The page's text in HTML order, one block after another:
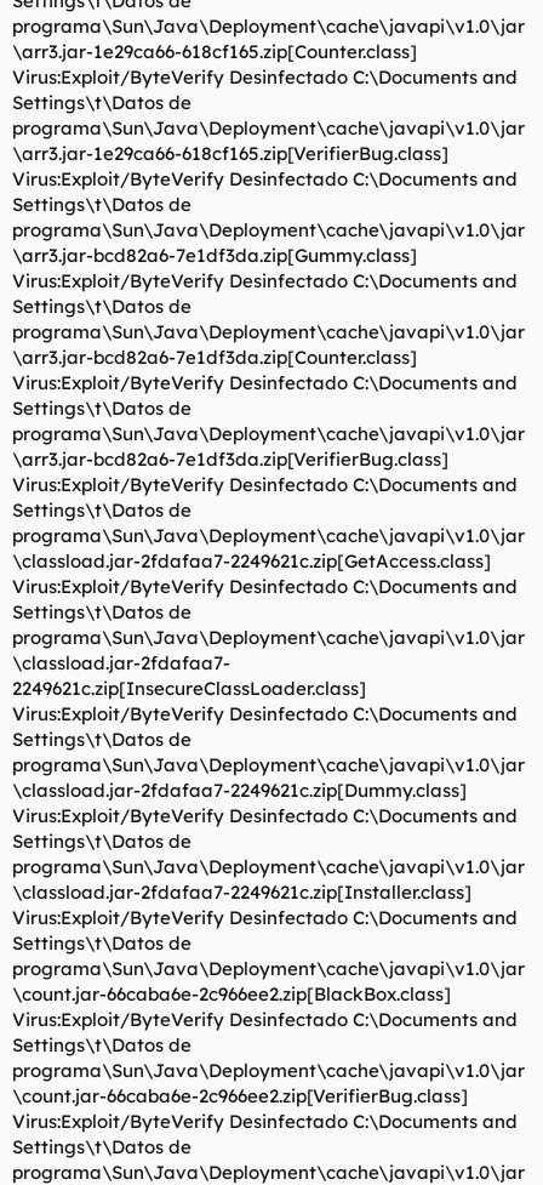
programa\Sun\Java\Deployment\cache\javapi\v1.0\jar
\arr3.jar-1e29ca66-618cf165.zip[Counter.class]
Virus:Exploit/ByteVerify Desinfectado C:\Documents and
Settings\t\Datos de
programa\Sun\Java\Deployment\cache\javapi\v1.0\jar
\arr3.jar-1e29ca66-618cf165.zip[VerifierBug.class]
Virus:Exploit/ByteVerify Desinfectado C:\Documents and
Settings\t\Datos de
programa\Sun\Java\Deployment\cache\javapi\v1.0\jar
\arr3.jar-bcd82a6-7e1df3da.zip[Gummy.class]
Virus:Exploit/ByteVerify Desinfectado C:\Documents and
Settings\t\Datos de
programa\Sun\Java\Deployment\cache\javapi\v1.0\jar
\arr3.jar-bcd82a6-7e1df3da.zip[Counter.class]
Virus:Exploit/ByteVerify Desinfectado C:\Documents and
Settings\t\Datos de
programa\Sun\Java\Deployment\cache\javapi\v1.0\jar
\arr3.jar-bcd82a6-7e1df3da.zip[VerifierBug.class]
Virus:Exploit/ByteVerify Desinfectado C:\Documents and
Settings\t\Datos de
programa\Sun\Java\Deployment\cache\javapi\v1.0\jar
\classload.jar-2fdafaa7-2249621c.zip[GetAccess.class]
Virus:Exploit/ByteVerify Desinfectado C:\Documents and
Settings\t\Datos de
programa\Sun\Java\Deployment\cache\javapi\v1.0\jar
\classload.jar-2fdafaa7-
2249621c.zip[InsecureClassLoader.class]
Virus:Exploit/ByteVerify Desinfectado C:\Documents and
Settings\t\Datos de
programa\Sun\Java\Deployment\cache\javapi\v1.0\jar
\classload.jar-2fdafaa7-2249621c.zip[Dummy.class]
Virus:Exploit/ByteVerify Desinfectado C:\Documents and
Settings\t\Datos de
programa\Sun\Java\Deployment\cache\javapi\v1.0\jar
\classload.jar-2fdafaa7-2249621c.zip[Installer.class]
Virus:Exploit/ByteVerify Desinfectado C:\Documents and
Settings\t\Datos de
programa\Sun\Java\Deployment\cache\javapi\v1.0\jar
\count.jar-66caba6e-2c966ee2.zip[BlackBox.class]
Virus:Exploit/ByteVerify Desinfectado C:\Documents and
Settings\t\Datos de
programa\Sun\Java\Deployment\cache\javapi\v1.0\jar
\count.jar-66caba6e-2c966ee2.zip[VerifierBug.class]
Virus:Exploit/ByteVerify Desinfectado C:\Documents and
Settings\t\Datos de
programa\Sun\Java\Deployment\cache\javapi\v1.0\jar